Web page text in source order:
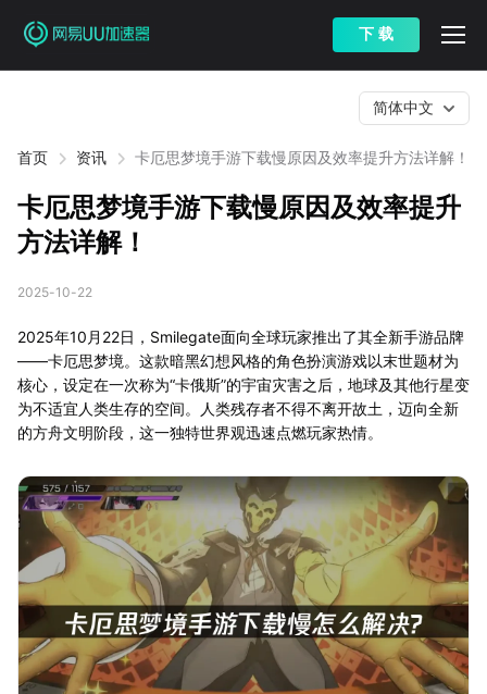
下 载
首页 资讯 卡厄思梦境手游下载慢原因及效率提升方法详解！
简体中文
卡厄思梦境手游下载慢原因及效率提升
方法详解！
2025-10-22
2025年10月22日，Smilegate面向全球玩家推出了其全新手游品牌
——卡厄思梦境。这款暗黑幻想风格的角色扮演游戏以末世题材为
核心，设定在一次称为“卡俄斯”的宇宙灾害之后，地球及其他行星变
为不适宜人类生存的空间。人类残存者不得不离开故土，迈向全新
的方舟文明阶段，这一独特世界观迅速点燃玩家热情。